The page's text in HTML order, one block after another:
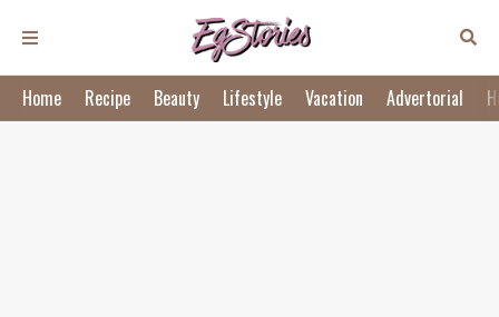
Home Recipe Beauty Lifestyle Vacation Advertorial